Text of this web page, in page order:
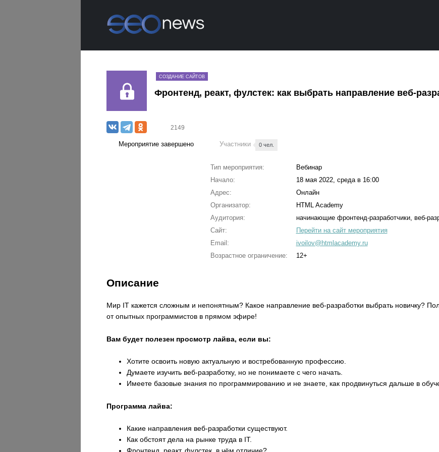
СОЗДАНИЕ САЙТОВ
Фронтенд, реакт, фулстек: как выбрать направление веб-
2149
Мероприятие завершено Участники 0 чел.
Тип мероприятия:
Вебинар
Начало:
18 мая 2022, среда в 16:00
Адрес:
Онлайн
Организатор:
HTML Academy
Аудитория:
начинающие фронтенд-разработчики, веб-
Сайт:
Перейти на сайт мероприятия
Email:
ivoilov@htmlacademy.ru
Возрастное ограничение:
12+
Описание
Мир IT кажется сложным и непонятным? Какое направление веб-разработки выбрать новичку?
от опытных программистов в прямом эфире!
Вам будет полезен просмотр лайва, если вы:
Хотите освоить новую актуальную и востребованную профессию.
Думаете изучить веб-разработку, но не понимаете с чего начать.
Имеете базовые знания по программированию и не знаете, как продвинуться дальше в
Программа лайва:
Какие направления веб-разработки существуют.
Как обстоят дела на рынке труда в IT.